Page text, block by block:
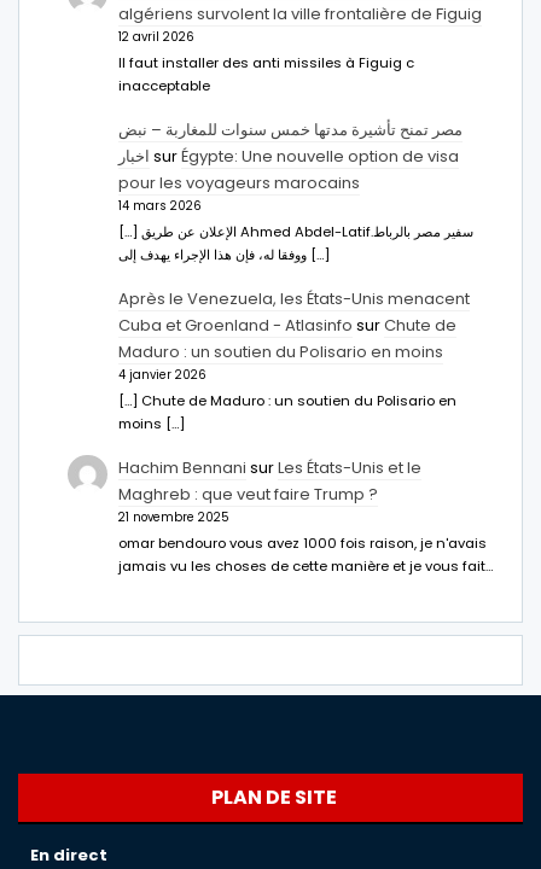
algériens survolent la ville frontalière de Figuig
12 avril 2026
Il faut installer des anti missiles à Figuig c
inacceptable
مصر تمنح تأشيرة مدتها خمس سنوات للمغاربة – نبض
اخبار surÉgypte: Une nouvelle option de visa
pour les voyageurs marocains
14 mars 2026
[…] الإعلان عن طريق Ahmed Abdel-Latifسفير مصر بالرباط.
ووفقا له، فإن هذا الإجراء يهدف إلى […]
Après le Venezuela, les États-Unis menacent
Cuba et Groenland - Atlasinfo surChute de
Maduro : un soutien du Polisario en moins
4 janvier 2026
[…] Chute de Maduro : un soutien du Polisario en
moins […]
Hachim Bennani surLes États-Unis et le
Maghreb : que veut faire Trump ?
21 novembre 2025
omar bendouro vous avez 1000 fois raison, je n'avais
jamais vu les choses de cette manière et je vous fait…
PLAN DE SITE
En direct